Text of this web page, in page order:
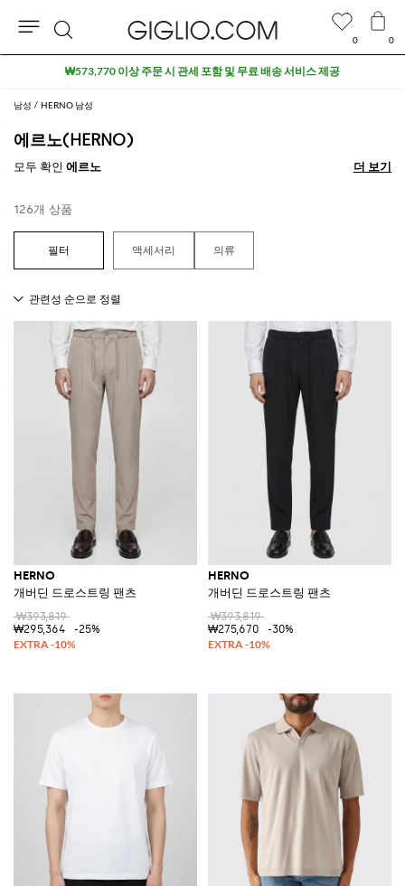
남성 HERNO 남성
에르노(HERNO)
모두 확인 에르노 더 보기
더 보기
126개 상품
액세서리 의류
HERNO
개버딘 드로스트링 팬츠
₩393,819
₩295,364
-25%
HERNO
개버딘 드로스트링 팬츠
₩393,819
₩275,670
-30%
0 0
검
색
세일 상품 추가 10% 할인